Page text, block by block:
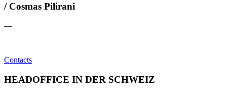
/ Cosmas Pilirani
—
Contacts
HEADOFFICE IN DER SCHWEIZ